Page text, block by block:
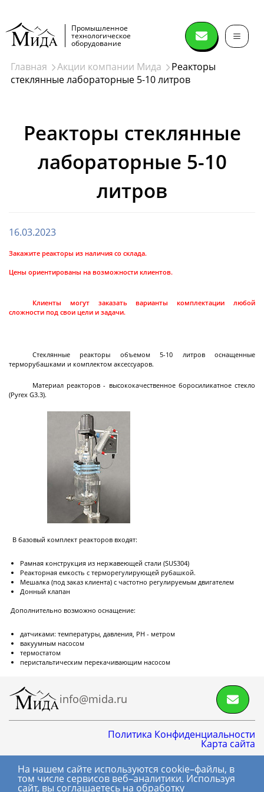
Промышленное
технологическое
оборудование
Сушильное
Распылительные сушилки
Спин флеш сушилки (spin flash dryer)
Дисковые сушилки
Сушилки нутч-фильтры
Циркуляционные
Термостаты нагрев охлаждение
Нагревающие термостаты
химических реакторов
Далее
Фильтрующие
промышленные
центрифуги
Центрифуга на платформе с верхней
разгрузкой
приводом
Центрифуги с верхней разгрузкой и откидным
корпусом
Центрифуги с нижней выгрузкой и ножевым
Центрифуги с нижней выгрузкой и ножевым
съёмом осадка полуавтомат
Центрифуги с нижней выгрузкой, ножевым
съёмом осадка и натяжным мешком
Центрифуги горизонтальные консольного типа
Центрифуги горизонтальные с ножевым
съёмом осадка
Центрифуги горизонтальные с ножевым
съёмом осадка и сифоном
Центрифуги горизонтальные во
взрывобезопасном исполнении
Центрифуги горизонтальные с пульсирующей
выгрузкой осадка
Трубчатые центрифуги
Декантерная центрифуга для осаждения
твёрдых частиц
Главная Акции компании Мида
Реакторы
стеклянные лабораторные 5-10 литров
Реакторы стеклянные
лабораторные 5-10
литров
16.03.2023
Закажите реакторы из наличия со склада.
Цены ориентированы на возможности клиентов.
Клиенты могут заказать варианты комплектации любой
сложности под свои цели и задачи.
Стеклянные реакторы объемом 5-10 литров оснащенные
терморубашками и комплектом аксессуаров.
Материал реакторов - высококачественное боросиликатное стекло
(Pyrex G3.3).
В базовый комплект реакторов входят:
Рамная конструкция из нержавеющей стали (SUS304)
Реакторная емкость с терморегулирующей рубашкой.
Мешалка (под заказ клиента) с частотно регулируемым двигателем
Донный клапан
Дополнительно возможно оснащение:
датчиками: температуры, давления, PH - метром
вакуумным насосом
термостатом
перистальтическим перекачивающим насосом
Акция! Лабораторный реактор со
Акция!
info@mida.ru
Политика Конфиденциальности
Карта сайта
8 800 600-06-01
+7 (495) 145-06-01
На нашем сайте используются cookie–файлы, в
том числе сервисов веб–аналитики. Используя
сайт, вы соглашаетесь на обработку